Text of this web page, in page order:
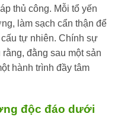
thủ công. Mỗi tổ yến
làm sạch cẩn thận để
tự nhiên. Chính sự
đằng sau một sản
hành trình đầy tâm
độc đáo dưới